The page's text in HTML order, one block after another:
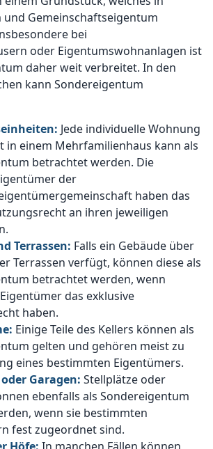
Gemeinschaftseigentum
bei
oder Eigentumswohnanlagen ist
daher weit verbreitet. In den
kann Sondereigentum
Jede individuelle Wohnung
in einem Mehrfamilienhaus kann als
betrachtet werden. Die
der
haben das
an ihren jeweiligen
Terrassen: Falls ein Gebäude über
Terrassen verfügt, können diese als
betrachtet werden, wenn
das exklusive
haben.
Einige Teile des Kellers können als
gelten und gehören meist zu
eines bestimmten Eigentümers.
Garagen: Stellplätze oder
ebenfalls als Sondereigentum
wenn sie bestimmten
fest zugeordnet sind.